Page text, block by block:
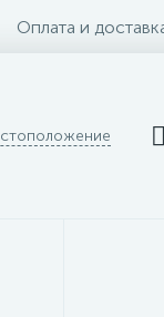
Оплата и